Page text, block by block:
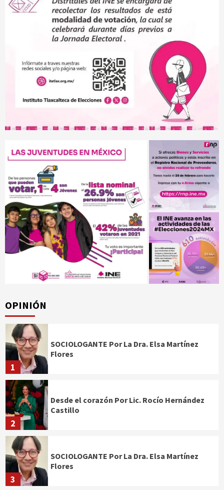
OPINIÓN
1
SOCIOLOGANTE Por La Dra. Elsa Martínez
Flores
2
Desde el corazón Por Lic. Rocío Hernández
Castillo
3
SOCIOLOGANTE Por La Dra. Elsa Martínez
Flores